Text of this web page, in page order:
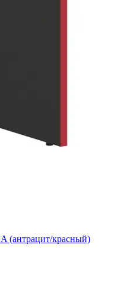
(антрацит/красный)